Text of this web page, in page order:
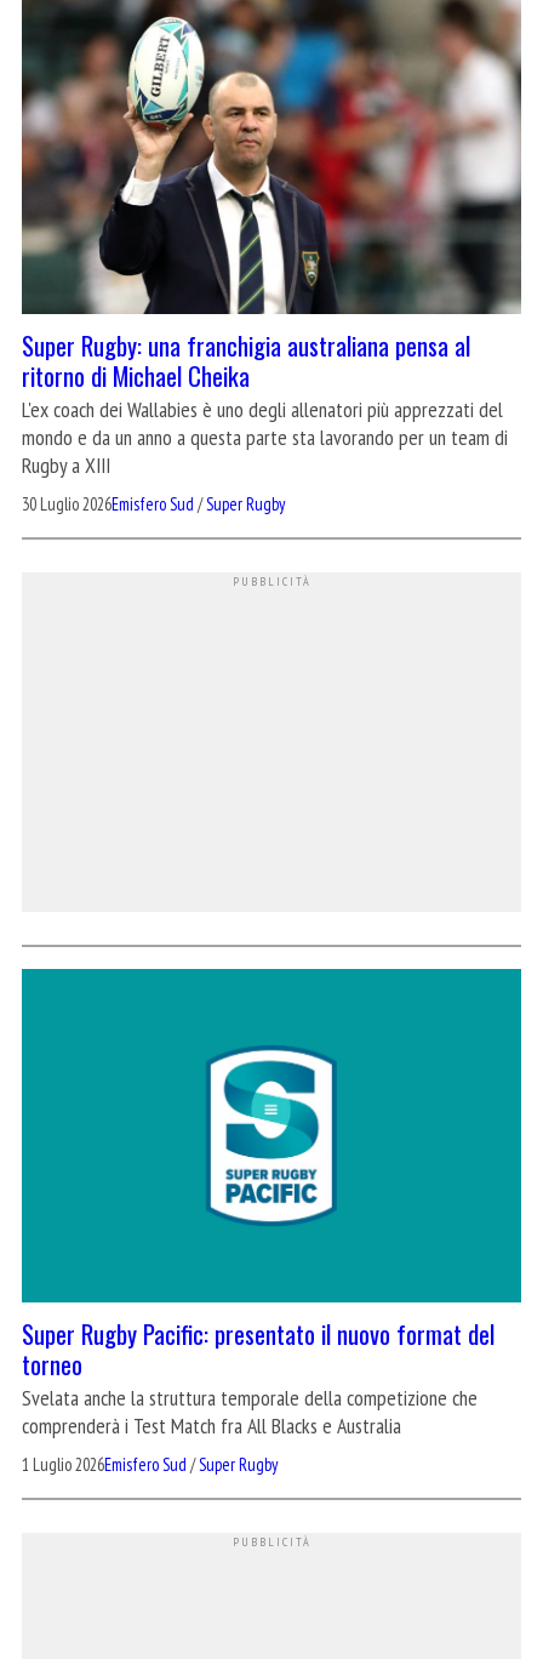
Super Rugby: una franchigia australiana pensa al
ritorno di Michael Cheika
L'ex coach dei Wallabies è uno degli allenatori più apprezzati del
mondo e da un anno a questa parte sta lavorando per un team di
Rugby a XIII
30 Luglio 2026Emisfero Sud /Super Rugby
Super Rugby Pacific: presentato il nuovo format del
torneo
Svelata anche la struttura temporale della competizione che
comprenderà i Test Match fra All Blacks e Australia
1 Luglio 2026Emisfero Sud /Super Rugby